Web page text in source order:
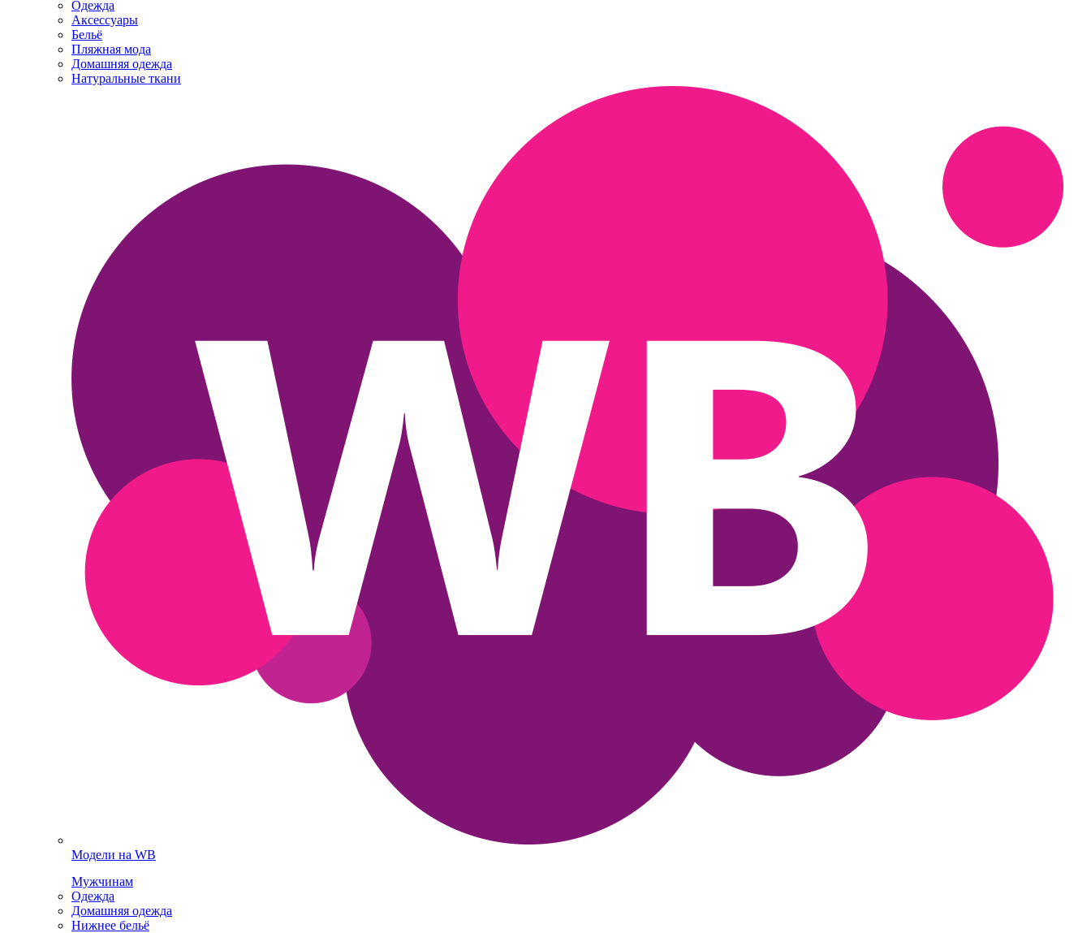
Одежда
Аксессуары
Бельё
Пляжная мода
Домашняя одежда
Натуральные ткани
Модели на WB
Мужчинам
Одежда
Домашняя одежда
Нижнее бельё